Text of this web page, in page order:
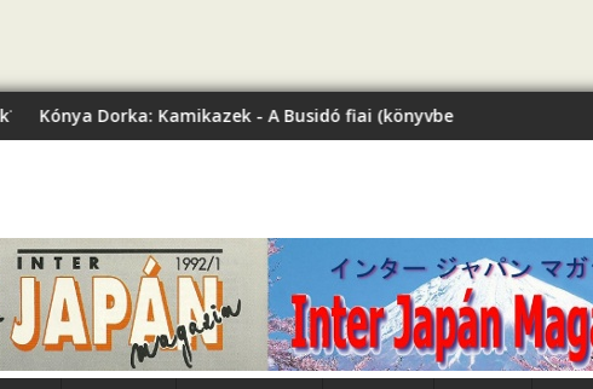
Kamikazek - A Busidó fiai (könyvbemutató)Japán hőhullám